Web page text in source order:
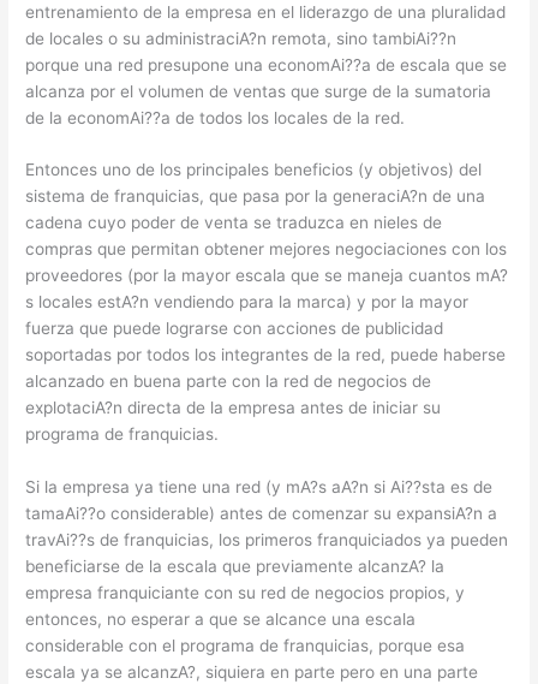
entrenamiento de la empresa en el liderazgo de una pluralidad
de locales o su administraciA?n remota, sino tambiAi??n
porque una red presupone una economAi??a de escala que se
alcanza por el volumen de ventas que surge de la sumatoria
de la economAi??a de todos los locales de la red.
Entonces uno de los principales beneficios (y objetivos) del
sistema de franquicias, que pasa por la generaciA?n de una
cadena cuyo poder de venta se traduzca en nieles de
compras que permitan obtener mejores negociaciones con los
proveedores (por la mayor escala que se maneja cuantos mA?
s locales estA?n vendiendo para la marca) y por la mayor
fuerza que puede lograrse con acciones de publicidad
soportadas por todos los integrantes de la red, puede haberse
alcanzado en buena parte con la red de negocios de
explotaciA?n directa de la empresa antes de iniciar su
programa de franquicias.
Si la empresa ya tiene una red (y mA?s aA?n si Ai??sta es de
tamaAi??o considerable) antes de comenzar su expansiA?n a
travAi??s de franquicias, los primeros franquiciados ya pueden
beneficiarse de la escala que previamente alcanzA? la
empresa franquiciante con su red de negocios propios, y
entonces, no esperar a que se alcance una escala
considerable con el programa de franquicias, porque esa
escala ya se alcanzA?, siquiera en parte pero en una parte